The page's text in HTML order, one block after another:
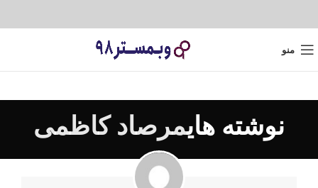
منو
نوشته هایمرصاد کاظمی